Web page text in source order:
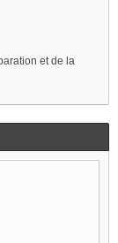
et de la